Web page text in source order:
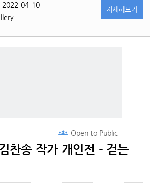
2022-04-10
자세히보기
찬송 작가 개인전 - 걷는
Open toPublic